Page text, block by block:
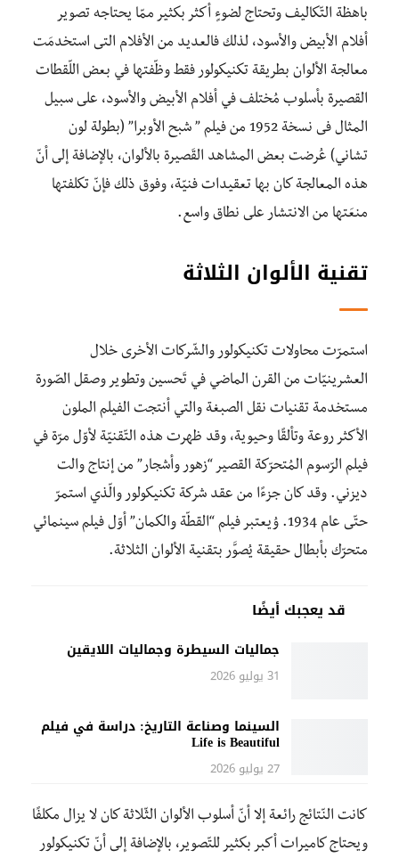
باهظة التّكاليف وتحتاج لضوءٍ أكثر بكثير ممّا يحتاجه تصوير
أفلام الأبيض والأسود، لذلك فالعديد من الأفلام التى استخدمَت
معالجة الألوان بطريقة تكنيكولور فقط وظّفتها في بعض اللّقطات
القصيرة بأسلوب مُختلف في أفلام الأبيض والأسود، على سبيل
المثال فى نسخة 1952 من فيلم ” شبح الأوبرا” (بطولة لون
تشاني) عُرضت بعض المشاهد القَصيرة بالألوان، بالإضافة إلى أنّ
هذه المعالجة كان بها تعقيدات فنيّة، وفوق ذلك فإنّ تكلفتها
منعَتها من الانتشار على نطاق واسع.
تقنية الألوان الثلاثة
استمرّت محاولات تكنيكولور والشّركات الأخرى خلال
العشرينيّات من القرن الماضي في تَحسين وتطوير وصقل الصّورة
مستخدمة تقنيات نقل الصبغة والتي أنتجت الفيلم الملون
الأكثر روعة وتألقًا وحيوية، وقد ظهرت هذه التّقنيّة لأوّل مرّة في
فيلم الرّسوم المُتحرّكة القصير “زهور وأشجار” من إنتاج والت
ديزني. وقد كان جزءًا من عقد شركة تكنيكولور والّذي استمرّ
حتّى عام 1934. وُيعتبر فيلم “القطّة والكمان” أوّل فيلم سينمائي
متحرّك بأبطال حقيقة يُصوَّر بتقنية الألوان الثلاثة.
قد يعجبك أيضًا
جماليات السيطرة وجماليات اللايقين
31 يوليو 2026
السينما وصناعة التاريخ: دراسة في فيلم
Life is Beautiful
27 يوليو 2026
كانت النّتائج رائعة إلا أنّ أسلوب الألوان الثّلاثة كان لا يزال مكلفًا
ويحتاج كاميرات أكبر بكثير للتّصوير، بالإضافة إلى أنّ تكنيكولور